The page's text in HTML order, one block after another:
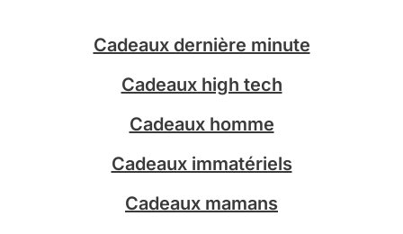
r
a
m
Cadeaux dernière minute
Cadeaux high tech
Cadeaux homme
Cadeaux immatériels
Cadeaux mamans